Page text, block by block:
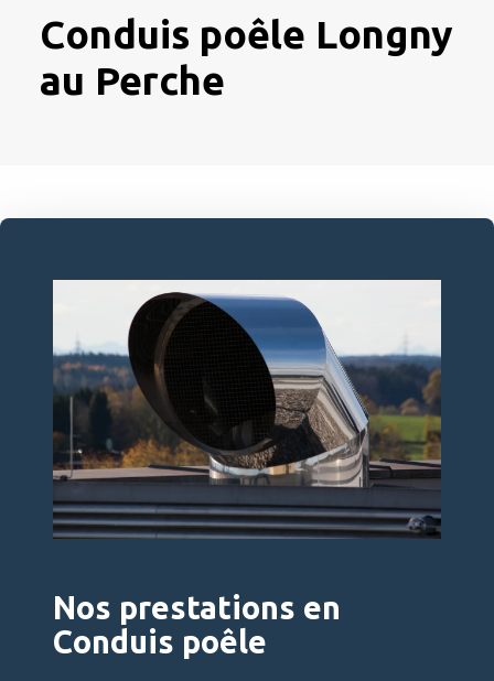
Conduis poêle Longny
au Perche
Nos prestations en
Conduis poêle